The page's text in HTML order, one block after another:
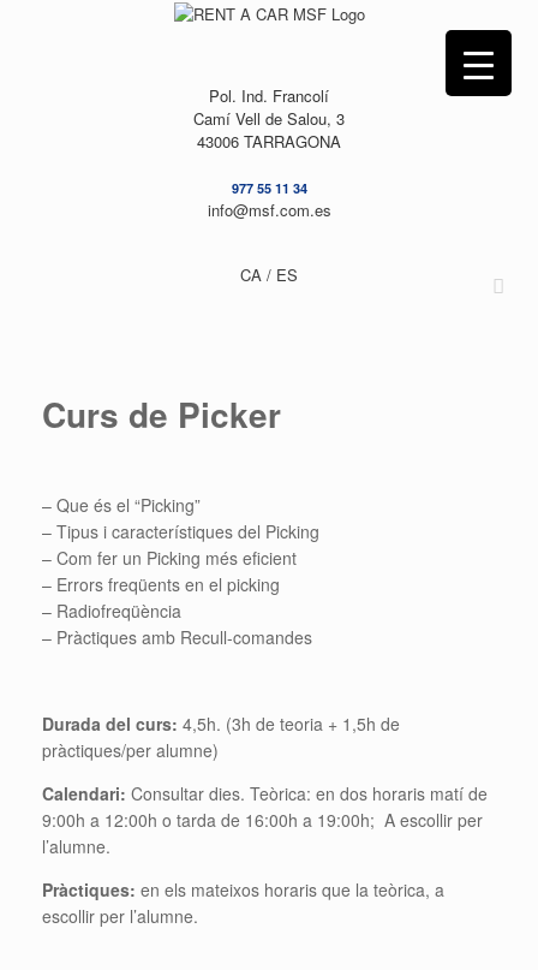
Pol. Ind. Francolí
Camí Vell de Salou, 3
43006 TARRAGONA
977 55 11 34
info@msf.com.es
CA / ES
Curs de Picker
– Que és el “Picking”
– Tipus i característiques del Picking
– Com fer un Picking més eficient
– Errors freqüents en el picking
– Radiofreqüència
– Pràctiques amb Recull-comandes
Durada del curs: 4,5h. (3h de teoria + 1,5h de
pràctiques/per alumne)
Calendari: Consultar dies. Teòrica: en dos horaris matí de
9:00h a 12:00h o tarda de 16:00h a 19:00h; A escollir per
l’alumne.
Pràctiques: en els mateixos horaris que la teòrica, a
escollir per l’alumne.